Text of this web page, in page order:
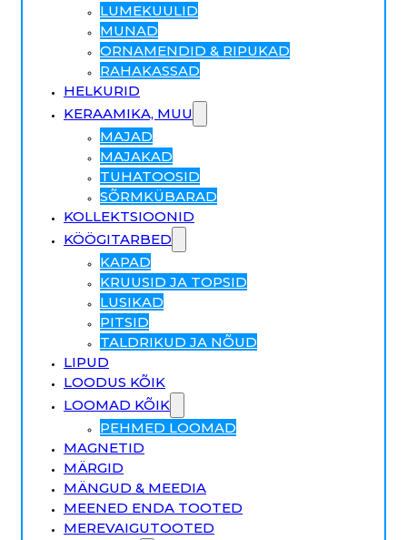
LUMEKUULID
MUNAD
ORNAMENDID & RIPUKAD
RAHAKASSAD
HELKURID
KERAAMIKA, MUU
MAJAD
MAJAKAD
TUHATOOSID
SÕRMKÜBARAD
KOLLEKTSIOONID
KÖÖGITARBED
KAPAD
KRUUSID JA TOPSID
LUSIKAD
PITSID
TALDRIKUD JA NÕUD
LIPUD
LOODUS KÕIK
LOOMAD KÕIK
PEHMED LOOMAD
MAGNETID
MÄRGID
MÄNGUD & MEEDIA
MEENED ENDA TOOTED
MEREVAIGUTOOTED